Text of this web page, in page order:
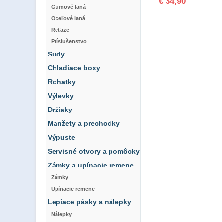
Gumové laná
Oceľové laná
Reťaze
Príslušenstvo
Sudy
Chladiace boxy
Rohatky
Výlevky
Držiaky
Manžety a prechodky
Výpuste
Servisné otvory a pomôcky
Zámky a upínacie remene
Zámky
Upínacie remene
Lepiace pásky a nálepky
Nálepky